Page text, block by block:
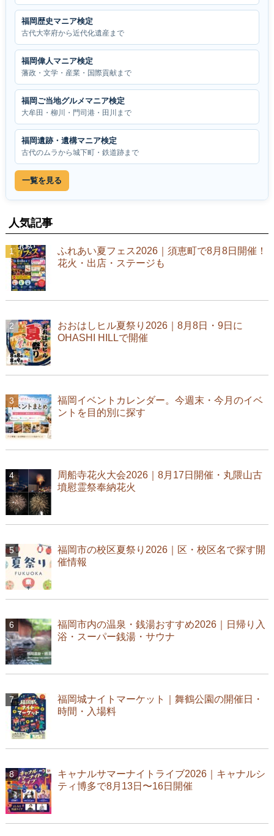
福岡歴史マニア検定
古代大宰府から近代化遺産まで
福岡偉人マニア検定
藩政・文学・産業・国際貢献まで
福岡ご当地グルメマニア検定
大牟田・柳川・門司港・田川まで
福岡遺跡・遺構マニア検定
古代のムラから城下町・鉄道跡まで
一覧を見る
人気記事
ふれあい夏フェス2026｜須恵町で8月8日開催！
花火・出店・ステージも
おおはしヒル夏祭り2026｜8月8日・9日に
OHASHI HILLで開催
福岡イベントカレンダー。今週末・今月のイベ
ントを目的別に探す
周船寺花火大会2026｜8月17日開催・丸隈山古
墳慰霊祭奉納花火
福岡市の校区夏祭り2026｜区・校区名で探す開
催情報
福岡市内の温泉・銭湯おすすめ2026｜日帰り入
浴・スーパー銭湯・サウナ
福岡城ナイトマーケット｜舞鶴公園の開催日・
時間・入場料
キャナルサマーナイトライブ2026｜キャナルシ
ティ博多で8月13日〜16日開催